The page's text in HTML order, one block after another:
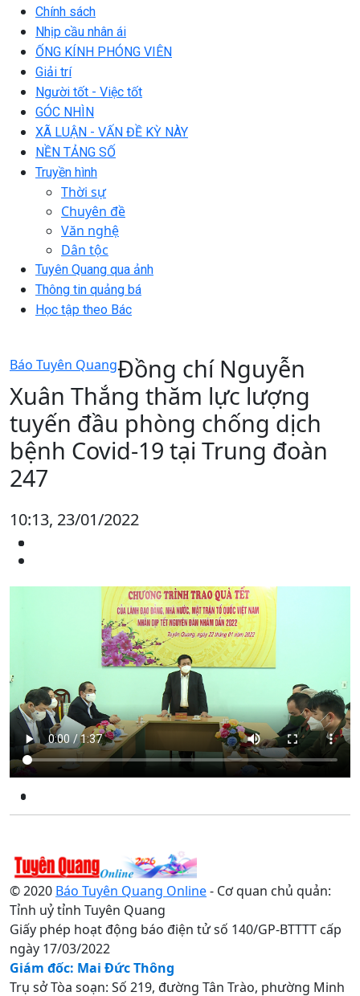
Chính sách
Nhịp cầu nhân ái
ỐNG KÍNH PHÓNG VIÊN
Giải trí
Người tốt - Việc tốt
GÓC NHÌN
XÃ LUẬN - VẤN ĐỀ KỲ NÀY
NỀN TẢNG SỐ
Truyền hình
Thời sự
Chuyên đề
Văn nghệ
Dân tộc
Tuyên Quang qua ảnh
Thông tin quảng bá
Học tập theo Bác
Báo Tuyên QuangĐồng chí Nguyễn
Xuân Thắng thăm lực lượng
tuyến đầu phòng chống dịch
bệnh Covid-19 tại Trung đoàn
247
10:13, 23/01/2022
© 2020 Báo Tuyên Quang Online- Cơ quan chủ quản:
Tỉnh uỷ tỉnh Tuyên Quang
Giấy phép hoạt động báo điện tử số 140/GP-BTTTT cấp
ngày 17/03/2022
Giám đốc: Mai Đức Thông
Trụ sở Tòa soạn: Số 219, đường Tân Trào, phường Minh